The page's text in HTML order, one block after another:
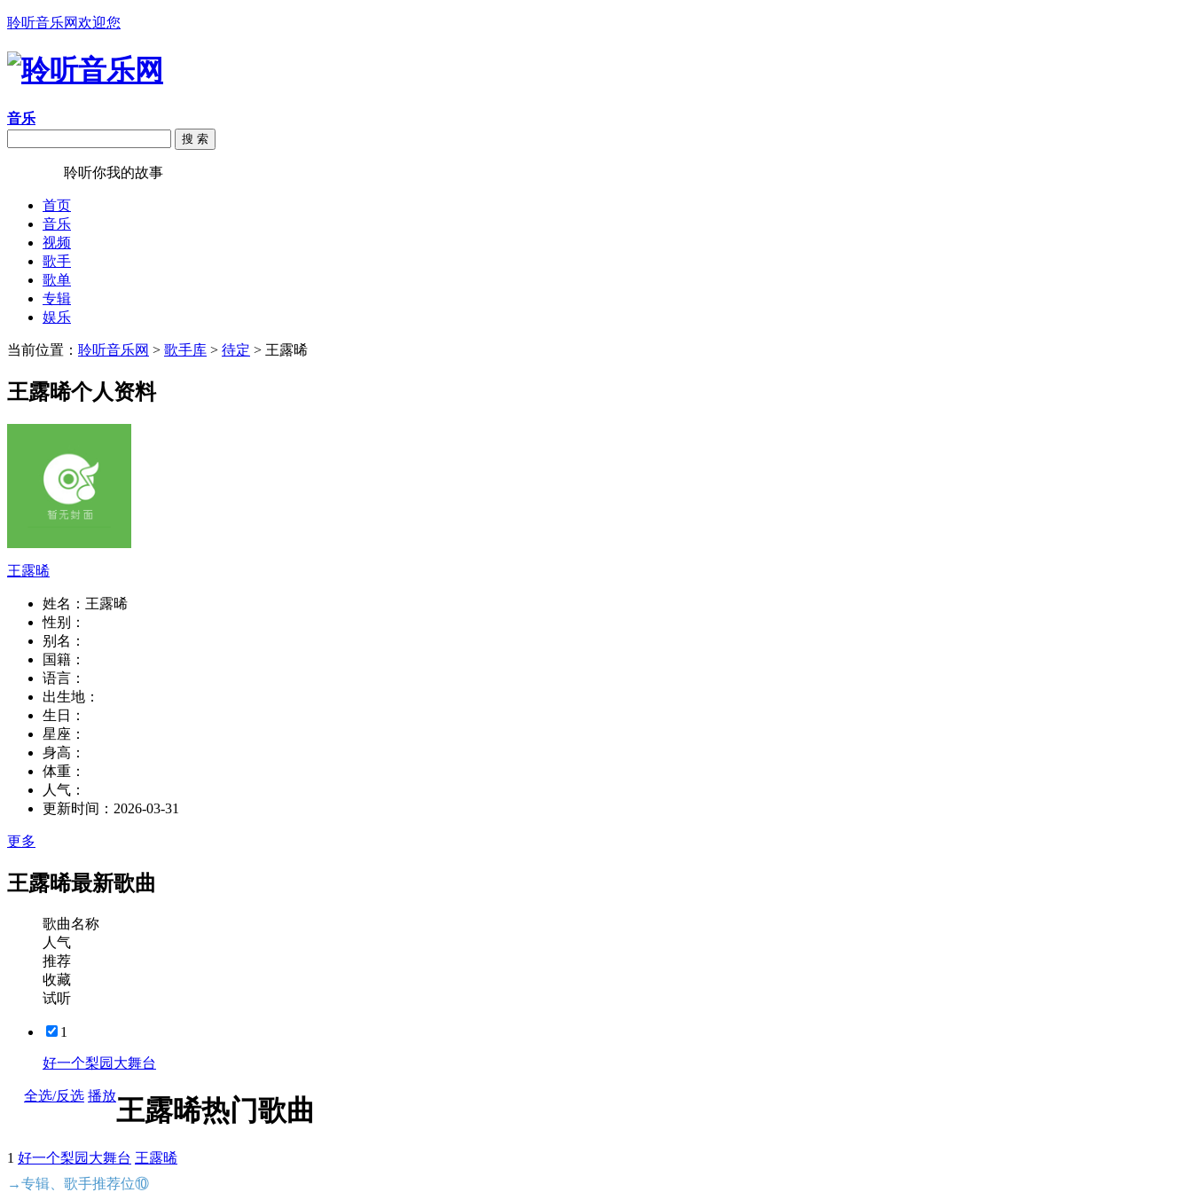
聆听音乐网欢迎您
音乐
搜 索
聆听你我的故事
首页
音乐
视频
歌手
歌单
专辑
娱乐
当前位置： 聆听音乐网 > 歌手库 > 待定 > 王露晞
王露晞个人资料
王露晞
姓名： 王露晞
性别：
别名：
国籍：
语言：
出生地：
生日：
星座：
身高：
体重：
人气：
更新时间： 2026-03-31
更多
王露晞最新歌曲
歌曲名称
人气
推荐
收藏
试听
1
好一个梨园大舞台
全选/反选 播放王露晞热门歌曲
1 好一个梨园大舞台 王露晞
→专辑、歌手推荐位⑩